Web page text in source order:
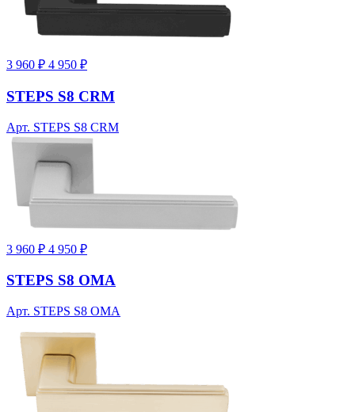
3 960 ₽ 4 950 ₽
STEPS S8 CRM
Арт. STEPS S8 CRM
3 960 ₽ 4 950 ₽
STEPS S8 OMA
Арт. STEPS S8 OMA